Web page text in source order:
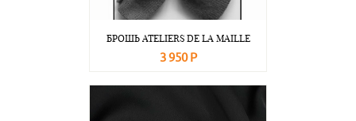
БРОШЬ ATELIERS DE LA MAILLE
3 950 Р